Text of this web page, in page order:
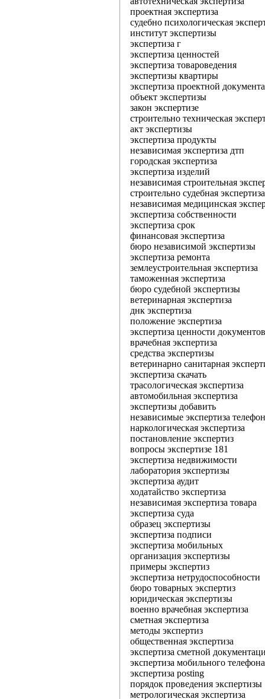
проектная экспертиза
судебно психологическая
институт экспертизы
экспертиза г
экспертиза ценностей
экспертиза товароведения
экспертизы квартиры
экспертиза проектной
объект экспертизы
закон экспертизе
строительно техническая
акт экспертизы
экспертиза продукты
независимая экспертиза дтп
городская экспертиза
экспертиза изделий
независимая строительная
строительно судебная экспертиза
независимая медицинская
экспертиза собственности
экспертиза срок
финансовая экспертиза
бюро независимой экспертизы
экспертиза ремонта
землеустроительная экспертиза
таможенная экспертиза
бюро судебной экспертизы
ветеринарная экспертиза
днк экспертиза
положение экспертиза
экспертиза ценности документов
врачебная экспертиза
средства экспертизы
ветеринарно санитарная
экспертиза скачать
трасологическая экспертиза
автомобильная экспертиза
экспертизы добавить
независимые экспертиза
наркологическая экспертиза
постановление экспертиз
вопросы экспертизе 181
экспертиза недвижимости
лаборатория экспертизы
экспертиза аудит
ходатайство экспертиза
независимая экспертиза товара
экспертиза суда
образец экспертизы
экспертиза подписи
экспертиза мобильных
организация экспертизы
примеры экспертиз
экспертиза нетрудоспособности
бюро товарных экспертиз
юридическая экспертизы
военно врачебная экспертиза
сметная экспертиза
методы экспертиз
общественная экспертиза
экспертиза сметной
экспертиза мобильного телефона
экспертиза posting
порядок проведения экспертизы
метрологическая экспертиза